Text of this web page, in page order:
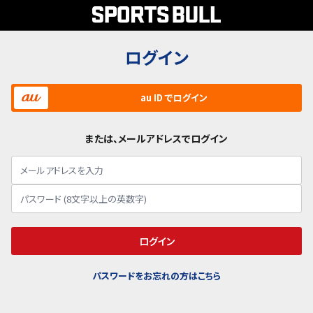
ログイン
au ID でログイン
または、メールアドレスでログイン
ログイン
パスワードをお忘れの方はこちら